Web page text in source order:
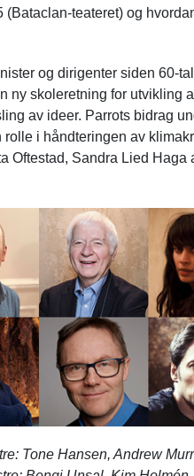
teateret) og
og dirigenter siden 60-
ny skoleretning for utvikling
av ideer. Parrots bidrag
i håndteringen av
Oftestad, Sandra Lied Haga
Tone Hansen, Andrew